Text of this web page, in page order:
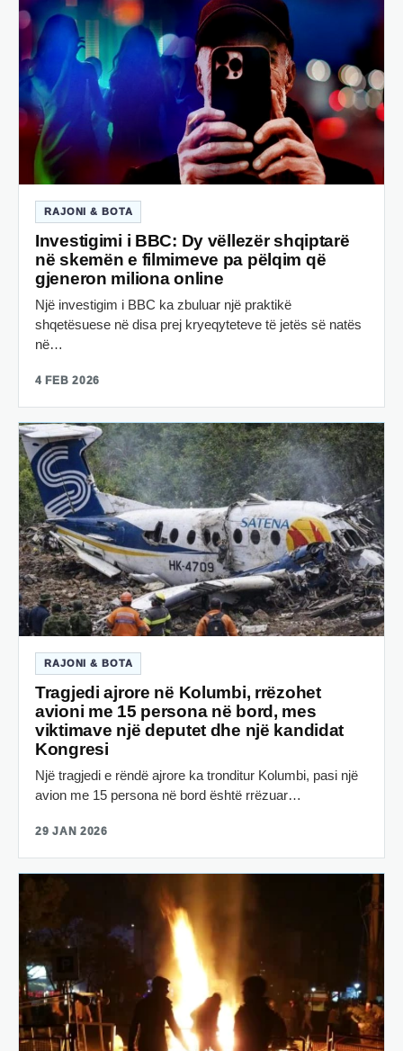
RAJONI & BOTA
Investigimi i BBC: Dy vëllezër shqiptarë
në skemën e filmimeve pa pëlqim që
gjeneron miliona online
Një investigim i BBC ka zbuluar një praktikë
shqetësuese në disa prej kryeqyteteve të jetës së natës
në…
4 FEB 2026
RAJONI & BOTA
Tragjedi ajrore në Kolumbi, rrëzohet
avioni me 15 persona në bord, mes
viktimave një deputet dhe një kandidat
Kongresi
Një tragjedi e rëndë ajrore ka tronditur Kolumbi, pasi një
avion me 15 persona në bord është rrëzuar…
29 JAN 2026